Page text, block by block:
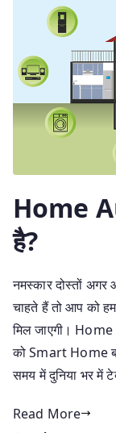
Home
है?
नमस्कार दोस्तों
चाहते हैं तो आप को
मिल जाएगी।
को Smart Home
समय में दुनिया भर में
Read More